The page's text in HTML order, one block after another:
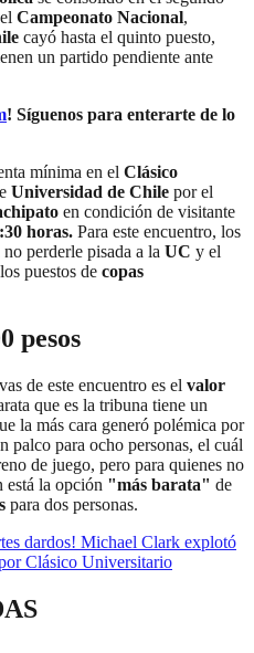
Campeonato Nacional,
cayó hasta el quinto puesto,
un partido pendiente ante
! Síguenos para enterarte de lo
mínima en el Clásico
Universidad de Chile por el
en condición de visitante
horas. Para este encuentro, los
perderle pisada a la UC y el
puestos de copas
pesos
de este encuentro es el valor
que es la tribuna tiene un
la más cara generó polémica por
palco para ocho personas, el cuál
de juego, pero para quienes no
está la opción "más barata" de
para dos personas.
dardos! Michael Clark explotó
Clásico Universitario